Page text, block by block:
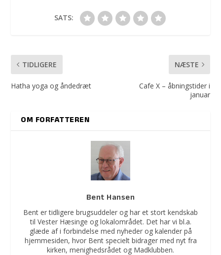
SATS:
TIDLIGERE
Hatha yoga og åndedræt
NÆSTE
Cafe X – åbningstider i
januar
OM FORFATTEREN
Bent Hansen
Bent er tidligere brugsuddeler og har et stort kendskab
til Vester Hæsinge og lokalområdet. Det har vi bl.a.
glæde af i forbindelse med nyheder og kalender på
hjemmesiden, hvor Bent specielt bidrager med nyt fra
kirken, menighedsrådet og Madklubben.